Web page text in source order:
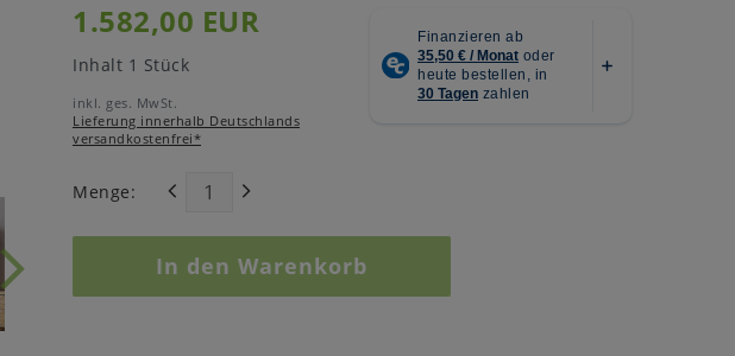
1.582,00 EUR
Inhalt 1 Stück
inkl. ges. MwSt.
Lieferung innerhalb Deutschlands
versandkostenfrei*
Menge:
In den Warenkorb